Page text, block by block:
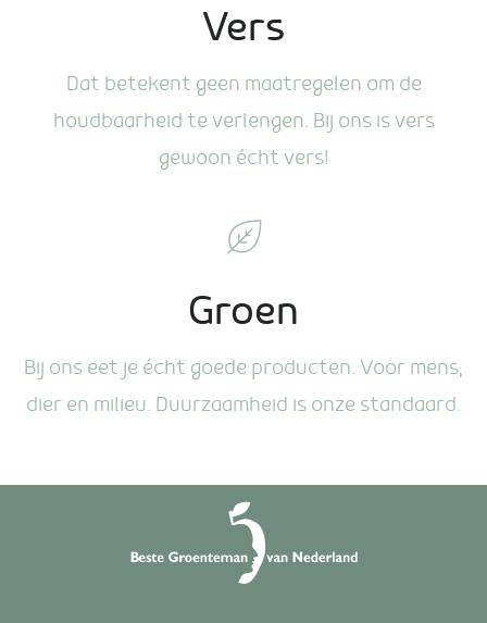
Vers
Dat betekent geen maatregelen om de
houdbaarheid te verlengen. Bij ons is vers
gewoon écht vers!
Groen
Bij ons eet je écht goede producten. Voor mens,
dier en milieu. Duurzaamheid is onze standaard.